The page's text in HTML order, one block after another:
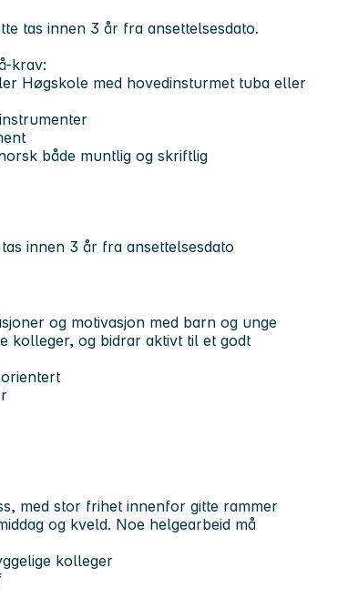
tas innen 3 år fra ansettelsesdato.
krav:
Høgskole med hovedinsturmet tuba eller
både muntlig og skriftlig
innen 3 år fra ansettelsesdato
og motivasjon med barn og unge
kolleger, og bidrar aktivt til et godt
med stor frihet innenfor gitte rammer
og kveld. Noe helgearbeid må
kolleger